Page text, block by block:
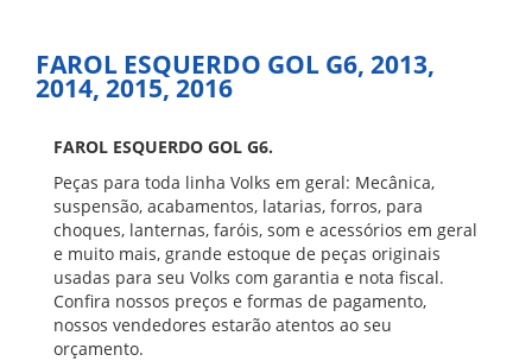
FAROL ESQUERDO GOL G6, 2013,
2014, 2015, 2016
FAROL ESQUERDO GOL G6.
Peças para toda linha Volks em geral: Mecânica,
suspensão, acabamentos, latarias, forros, para
choques, lanternas, faróis, som e acessórios em geral
e muito mais, grande estoque de peças originais
usadas para seu Volks com garantia e nota fiscal.
Confira nossos preços e formas de pagamento,
nossos vendedores estarão atentos ao seu
orçamento.